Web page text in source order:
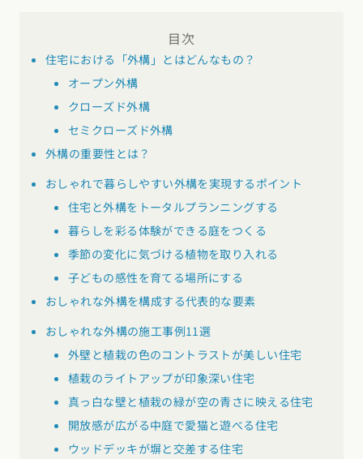
島根県山口県
四国エリア
香川県徳島県 愛媛県
九州・沖縄エリア
福岡県佐賀県長崎県熊本県大分県宮崎県鹿児島県
沖縄県
スタイルのヒント
ニュースレター
デザインコンテスト
東海エリア
関西エリア
中国エリア
広島県 岡山県鳥取県島根県山口県
四国エリア
九州・沖縄エリア
福岡県佐賀県長崎県熊本県大分県宮崎県
沖縄県
目次
住宅における「外構」とはどんなもの？
オープン外構
クローズド外構
セミクローズド外構
外構の重要性とは？
おしゃれで暮らしやすい外構を実現するポイント
住宅と外構をトータルプランニングする
暮らしを彩る体験ができる庭をつくる
季節の変化に気づける植物を取り入れる
子どもの感性を育てる場所にする
おしゃれな外構を構成する代表的な要素
おしゃれな外構の施工事例11選
外壁と植栽の色のコントラストが美しい住宅
植栽のライトアップが印象深い住宅
真っ白な壁と植栽の緑が空の青さに映える住宅
開放感が広がる中庭で愛猫と遊べる住宅
ウッドデッキが塀と交差する住宅